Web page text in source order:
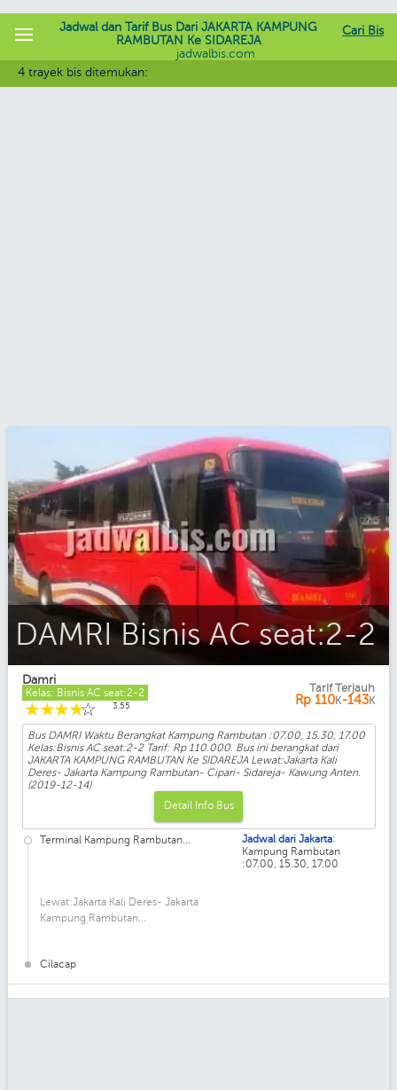
Cari Bis
Jadwal dan Tarif Bus Dari JAKARTA KAMPUNG
RAMBUTAN Ke SIDAREJA
jadwalbis.com
4 trayek bis ditemukan:
DAMRI Bisnis AC seat:2-2
Damri
Kelas: Bisnis AC seat:2-2
☆
☆
☆
☆
☆ 3.55
Tarif Terjauh
Rp 110K-143K
Bus DAMRI Waktu Berangkat Kampung Rambutan :07.00, 15.30, 17.00
Kelas:Bisnis AC seat:2-2 Tarif: Rp 110.000. Bus ini berangkat dari
JAKARTA KAMPUNG RAMBUTAN Ke SIDAREJA Lewat:Jakarta Kali
Deres- Jakarta Kampung Rambutan- Cipari- Sidareja- Kawung Anten.
(2019-12-14)
Detail Info Bus
Terminal Kampung Rambutan...
Lewat:Jakarta Kali Deres- Jakarta
Kampung Rambutan...
Cilacap
Jadwal dari Jakarta:
Kampung Rambutan
:07.00, 15.30, 17.00